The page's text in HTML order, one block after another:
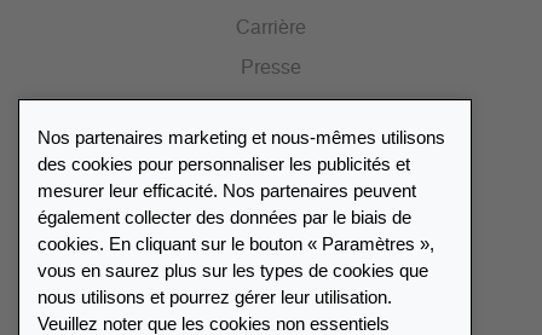
Carrière
Presse
Portail des revendeurs
Répertoire des revendeurs
Trouver Leuchtturm
Nos partenaires marketing et nous-mêmes utilisons
des cookies pour personnaliser les publicités et
mesurer leur efficacité. Nos partenaires peuvent
également collecter des données par le biais de
cookies. En cliquant sur le bouton « Paramètres »,
vous en saurez plus sur les types de cookies que
nous utilisons et pourrez gérer leur utilisation.
Veuillez noter que les cookies non essentiels